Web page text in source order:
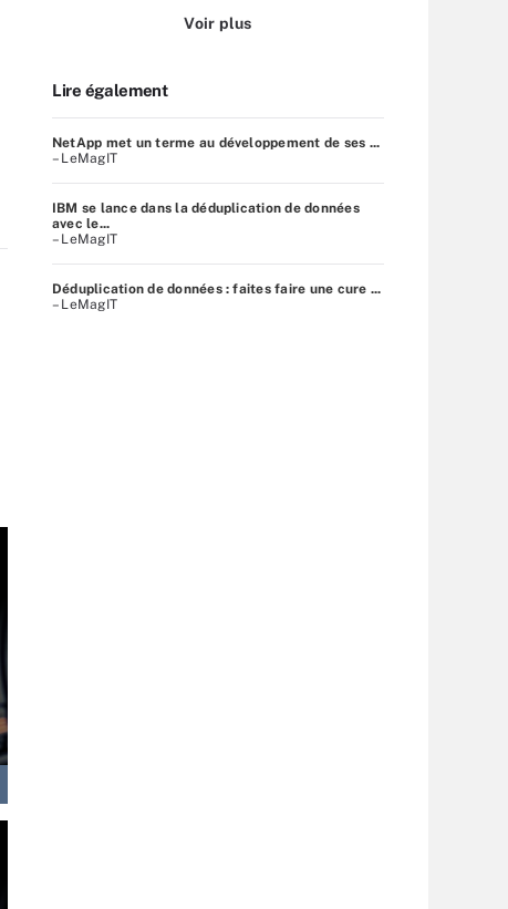
Voir plus
Lire également
NetApp met un terme au développement de ses ...
– LeMagIT
IBM se lance dans la déduplication de données
avec le...
– LeMagIT
Déduplication de données : faites faire une cure ...
– LeMagIT